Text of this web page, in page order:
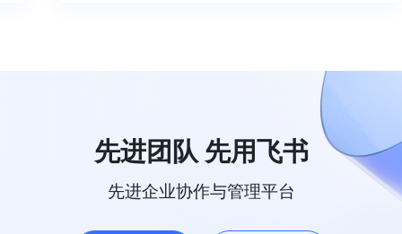
先进团队 先用飞书
先进企业协作与管理平台